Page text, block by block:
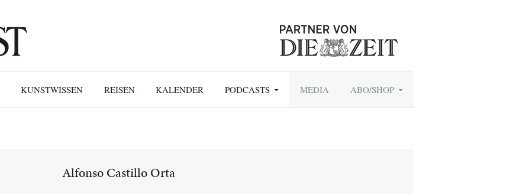
KUNSTWISSEN REISEN KALENDER PODCASTS MEDIA ABO/SHOP
Alfonso Castillo Orta